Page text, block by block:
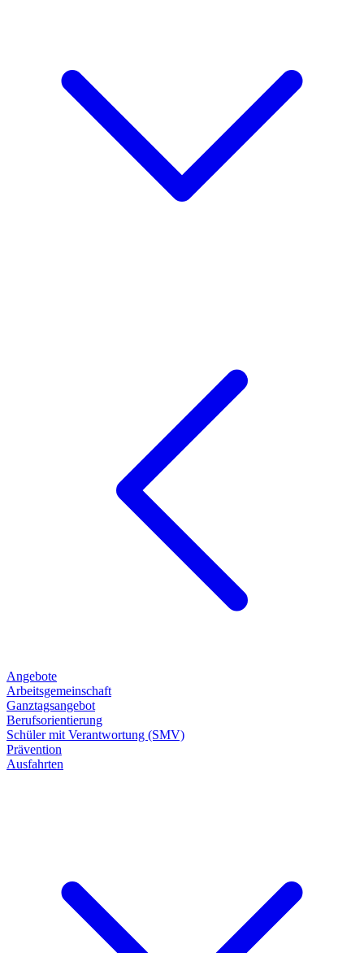
Angebote
Arbeitsgemeinschaft
Ganztagsangebot
Berufsorientierung
Schüler mit Verantwortung (SMV)
Prävention
Ausfahrten